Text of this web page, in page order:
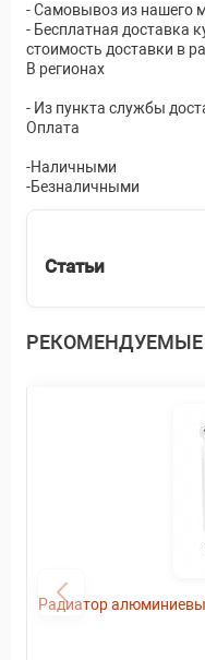
- Самовывоз из нашего
- Бесплатная доставка
стоимость доставки в
В регионах
- Из пункта службы
Оплата
-Наличными
-Безналичными
Статьи
Радиатор